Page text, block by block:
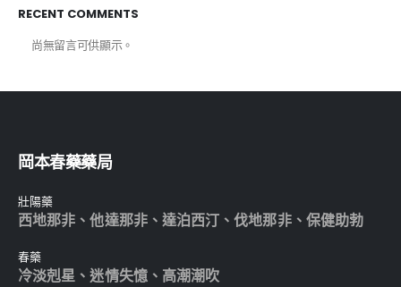
RECENT COMMENTS
尚無留言可供顯示。
岡本春藥藥局
壯陽藥
西地那非 、他達那非、 達泊西汀 、伐地那非、 保健助勃
春藥
冷淡剋星 、迷情失憶、 高潮潮吹